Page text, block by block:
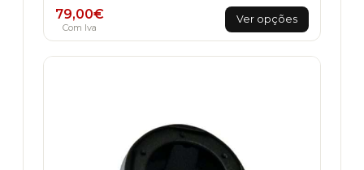
79,00€
Com Iva
Ver opções
This
product
has
multiple
chosen